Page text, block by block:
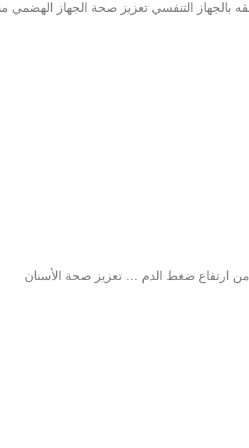
بالجهاز التنفسي تعزيز صحة الجهاز الهضمي
ارتفاع ضغط الدم … تعزيز صحة الأسنان